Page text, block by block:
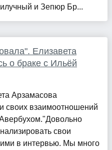
и Зепюр Бр...
Елизавета
о браке с Ильёй
Арзамасова
своих взаимоотношений
свои
ими в интервью. Мы много